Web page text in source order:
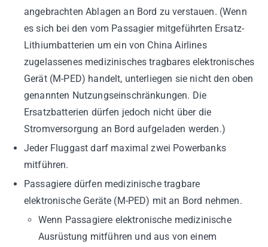
angebrachten Ablagen an Bord zu verstauen. (Wenn
es sich bei den vom Passagier mitgeführten Ersatz-
Lithiumbatterien um ein von China Airlines
zugelassenes medizinisches tragbares elektronisches
Gerät (M-PED) handelt, unterliegen sie nicht den oben
genannten Nutzungseinschränkungen. Die
Ersatzbatterien dürfen jedoch nicht über die
Stromversorgung an Bord aufgeladen werden.)
Jeder Fluggast darf maximal zwei Powerbanks
mitführen.
Passagiere dürfen medizinische tragbare
elektronische Geräte (M-PED) mit an Bord nehmen.
Wenn Passagiere elektronische medizinische
Ausrüstung mitführen und aus von einem